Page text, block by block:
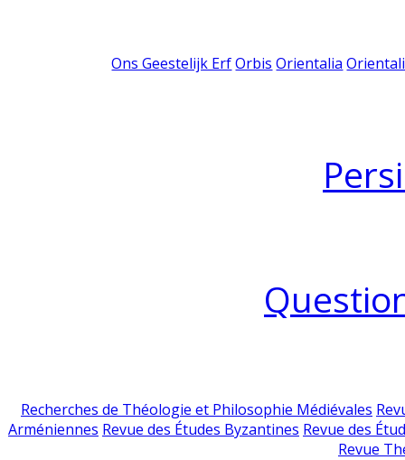
Ons Geestelijk Erf Orbis Orientalia
Recherches de Théologie et Philosophie Médiévales
Arméniennes Revue des Études Byzantines Revue des
Revue